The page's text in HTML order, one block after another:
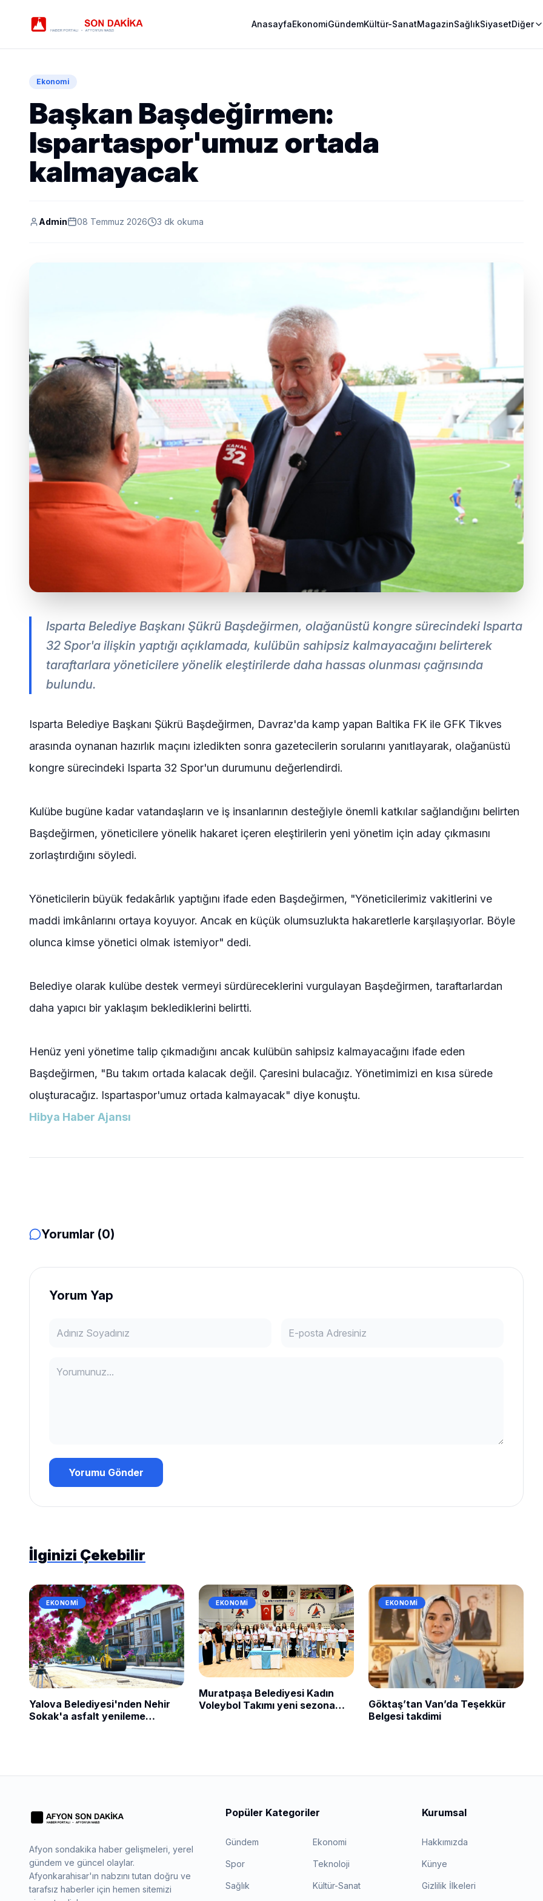
AnasayfaEkonomiGündemKültür-SanatMagazinSağlıkSiyasetDiğer
Ekonomi
Başkan Başdeğirmen:
Ispartaspor'umuz ortada
kalmayacak
Admin 08 Temmuz 2026 3 dk okuma
Isparta Belediye Başkanı Şükrü Başdeğirmen, olağanüstü kongre sürecindeki Isparta
32 Spor'a ilişkin yaptığı açıklamada, kulübün sahipsiz kalmayacağını belirterek
taraftarlara yöneticilere yönelik eleştirilerde daha hassas olunması çağrısında
bulundu.
Isparta Belediye Başkanı Şükrü Başdeğirmen, Davraz'da kamp yapan Baltika FK ile GFK Tikves
arasında oynanan hazırlık maçını izledikten sonra gazetecilerin sorularını yanıtlayarak, olağanüstü
kongre sürecindeki Isparta 32 Spor'un durumunu değerlendirdi.
Kulübe bugüne kadar vatandaşların ve iş insanlarının desteğiyle önemli katkılar sağlandığını belirten
Başdeğirmen, yöneticilere yönelik hakaret içeren eleştirilerin yeni yönetim için aday çıkmasını
zorlaştırdığını söyledi.
Yöneticilerin büyük fedakârlık yaptığını ifade eden Başdeğirmen, "Yöneticilerimiz vakitlerini ve
maddi imkânlarını ortaya koyuyor. Ancak en küçük olumsuzlukta hakaretlerle karşılaşıyorlar. Böyle
olunca kimse yönetici olmak istemiyor" dedi.
Belediye olarak kulübe destek vermeyi sürdüreceklerini vurgulayan Başdeğirmen, taraftarlardan
daha yapıcı bir yaklaşım beklediklerini belirtti.
Henüz yeni yönetime talip çıkmadığını ancak kulübün sahipsiz kalmayacağını ifade eden
Başdeğirmen, "Bu takım ortada kalacak değil. Çaresini bulacağız. Yönetimimizi en kısa sürede
oluşturacağız. Ispartaspor'umuz ortada kalmayacak" diye konuştu.
Hibya Haber Ajansı
Yorumlar (0)
Yorum Yap
Yorumu Gönder
İlginizi Çekebilir
EKONOMI
Yalova Belediyesi'nden Nehir
Sokak'a asfalt yenileme
EKONOMI
Muratpaşa Belediyesi Kadın
Voleybol Takımı yeni sezona
EKONOMI
Göktaş’tan Van’da Teşekkür
Belgesi takdimi
Afyon sondakika haber gelişmeleri, yerel
gündem ve güncel olaylar.
Afyonkarahisar'ın nabzını tutan doğru ve
tarafsız haberler için hemen sitemizi
Popüler Kategoriler
Gündem Ekonomi
Spor Teknoloji
Sağlık Kültür-Sanat
Kurumsal
Hakkımızda
Künye
Gizlilik İlkeleri